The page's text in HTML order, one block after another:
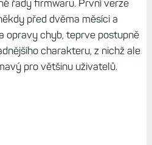
řady firmwaru. První verze
před dvěma měsíci a
opravy chyb, teprve postupně
charakteru, z nichž ale
pro většinu uživatelů.